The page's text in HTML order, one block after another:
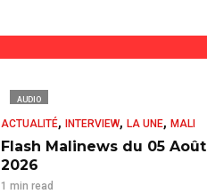
AUDIO
ACTUALITÉ, INTERVIEW, LA UNE, MALI
Flash Malinews du 05 Août
2026
1 min read